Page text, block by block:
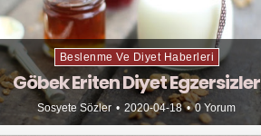
Beslenme Ve Diyet Haberleri
Göbek Eriten Diyet Egzersizler
Sosyete Sözler 2020-04-18 0 Yorum